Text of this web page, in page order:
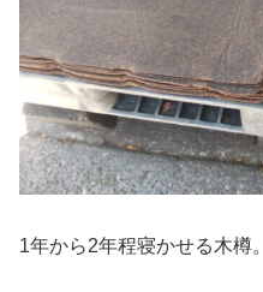
1年から2年程寝かせる木樽。